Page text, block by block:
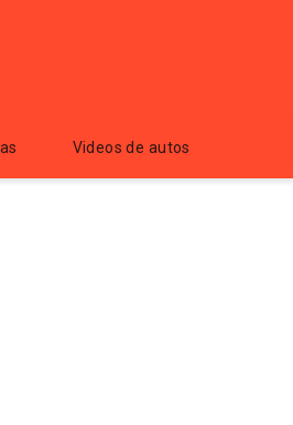
Videos de autos